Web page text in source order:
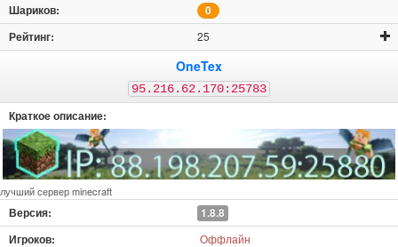
0
25
OneTex
95.216.62.170:25783
лучший сервер minecraft
1.8.8
Оффлайн